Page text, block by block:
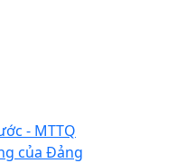
- MTTQ
của Đảng